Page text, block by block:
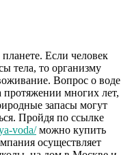
Если человек
тела, то организму
Вопрос о воде
протяжении многих лет,
запасы могут
Пройдя по ссылке
voda/можно купить
осуществляет